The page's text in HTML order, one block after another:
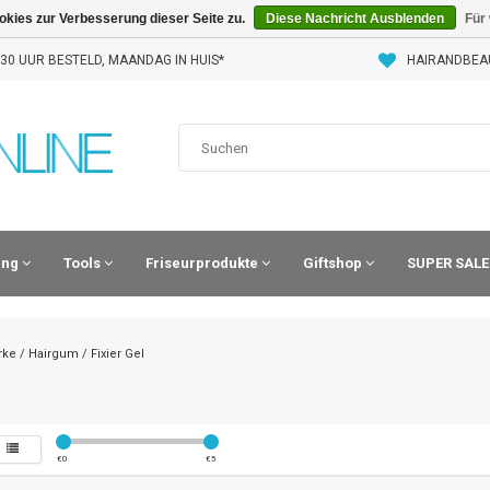
UUR BESTELD, MAANDAG IN HUIS*
Tools Friseurprodukte Giftshop SUPER
/ Hairgum / Fixier Gel
€0 €5
zur Verbesserung dieser Seite zu. Diese Nachricht Ausblenden